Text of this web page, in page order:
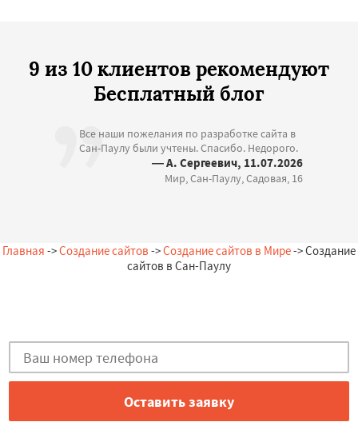
9 из 10 клиентов рекомендуют
Бесплатный блог
Все наши пожелания по разработке сайта в
Сан-Паулу были учтены. Спасибо. Недорого.
— А. Сергеевич, 11.07.2026
Мир, Сан-Паулу, Садовая, 16
Главная ->Создание сайтов ->Создание сайтов в Мире-> Создание
сайтов в Сан-Паулу